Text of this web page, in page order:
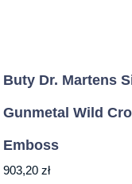
Buty Dr. Martens
Gunmetal Wild
Emboss
903,20 zł